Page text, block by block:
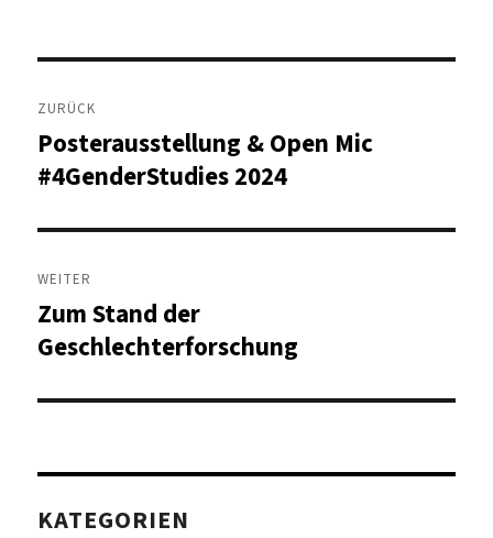
Beitragsnavigation
ZURÜCK
Vorheriger
Beitrag:
Posterausstellung & Open Mic
#4GenderStudies 2024
WEITER
Nächster
Beitrag:
Zum Stand der
Geschlechterforschung
KATEGORIEN